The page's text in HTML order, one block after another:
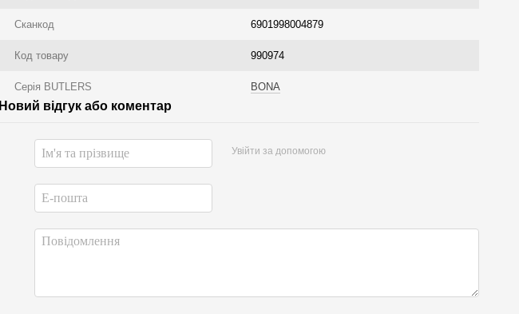
Сканкод 6901998004879
Код товару 990974
Серія BUTLERS BONA
Новий відгук або коментар
Увійти за допомогою